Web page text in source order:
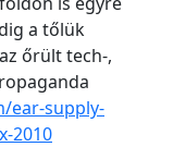
a tőlük
őrült tech-,
ear-supply-
2010